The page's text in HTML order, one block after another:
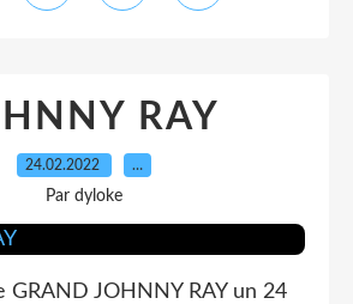
RAY
24.02.2022 …
Par dyloke
GRAND JOHNNY RAY un 24